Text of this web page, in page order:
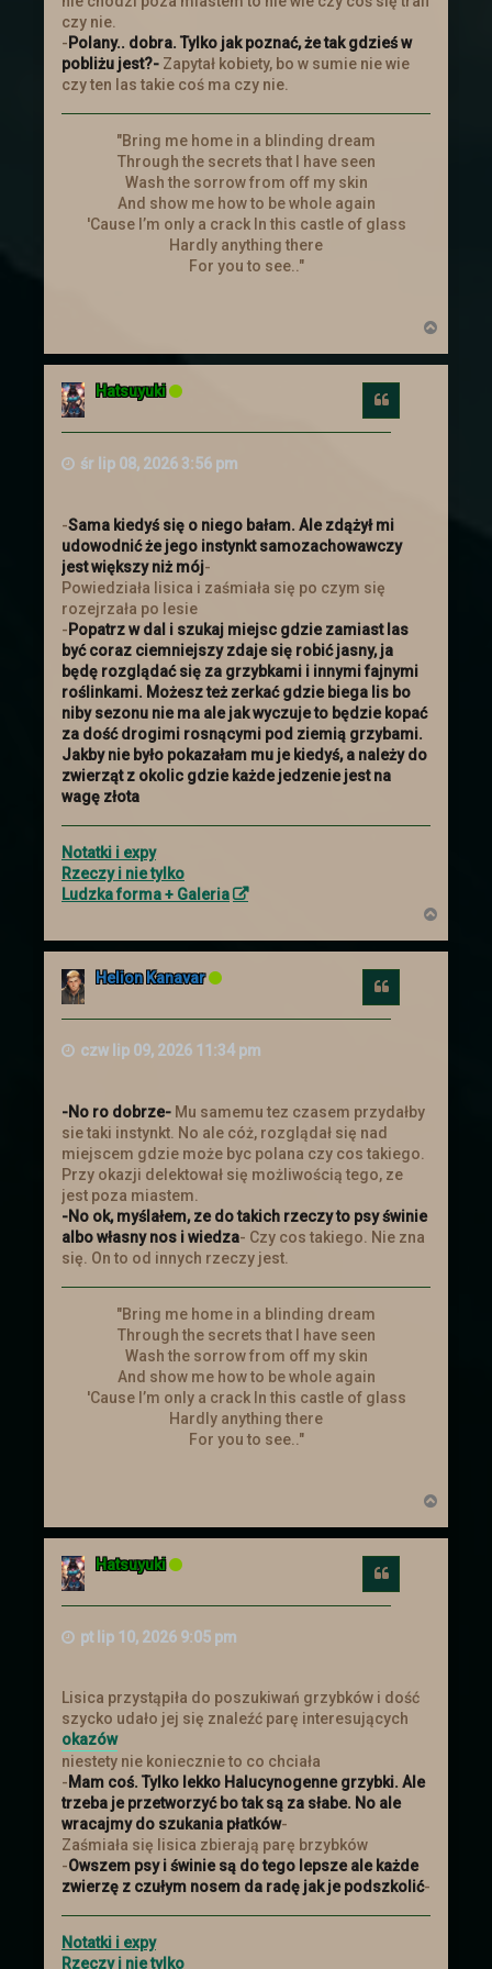
czy nie.
- Polany.. dobra. Tylko jak poznać, że tak gdzieś w
pobliżu jest?- Zapytał kobiety, bo w sumie nie wie
czy ten las takie coś ma czy nie.
"Bring me home in a blinding dream
Through the secrets that I have seen
Wash the sorrow from off my skin
And show me how to be whole again
'Cause I’m only a crack In this castle of glass
Hardly anything there
For you to see.."
g
Hatsuyuki
śr lip 08, 2026 3:56 pm
-Sama kiedyś się o niego bałam. Ale zdążył mi
udowodnić że jego instynkt samozachowawczy
jest większy niż mój-
Powiedziała lisica i zaśmiała się po czym się
rozejrzała po lesie
-Popatrz w dal i szukaj miejsc gdzie zamiast las
być coraz ciemniejszy zdaje się robić jasny, ja
będę rozglądać się za grzybkami i innymi fajnymi
roślinkami. Możesz też zerkać gdzie biega lis bo
niby sezonu nie ma ale jak wyczuje to będzie kopać
za dość drogimi rosnącymi pod ziemią grzybami.
Jakby nie było pokazałam mu je kiedyś, a należy do
zwierząt z okolic gdzie każde jedzenie jest na
wagę złota
Notatki i expy
Rzeczy i nie tylko
Ludzka forma + Galeria
g
Helion Kanavar
czw lip 09, 2026 11:34 pm
-No ro dobrze- Mu samemu tez czasem przydałby
sie taki instynkt. No ale cóż, rozglądał się nad
miejscem gdzie może byc polana czy cos takiego.
Przy okazji delektował się możliwością tego, ze
jest poza miastem.
-No ok, myślałem, ze do takich rzeczy to psy świnie
albo własny nos i wiedza- Czy cos takiego. Nie zna
się. On to od innych rzeczy jest.
"Bring me home in a blinding dream
Through the secrets that I have seen
Wash the sorrow from off my skin
And show me how to be whole again
'Cause I’m only a crack In this castle of glass
Hardly anything there
For you to see.."
g
Hatsuyuki
pt lip 10, 2026 9:05 pm
Lisica przystąpiła do poszukiwań grzybków i dość
szycko udało jej się znaleźć parę interesujących
okazów
niestety nie koniecznie to co chciała
- Mam coś. Tylko lekko Halucynogenne grzybki. Ale
trzeba je przetworzyć bo tak są za słabe. No ale
wracajmy do szukania płatków-
Zaśmiała się lisica zbierają parę brzybków
-Owszem psy i świnie są do tego lepsze ale każde
zwierzę z czułym nosem da radę jak je podszkolić-
Notatki i expy
Rzeczy i nie tylko